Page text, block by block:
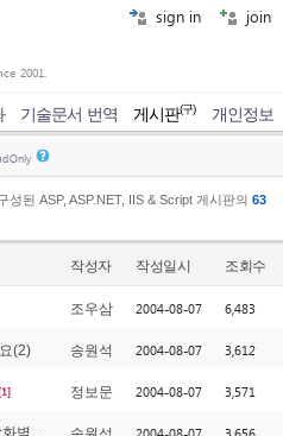
sign in join
2001.
기술문서 번역 게시판(구) 개인정보
Only
성된 ASP, ASP.NET, IIS & Script 게시판의 63
작성자 작성일시 조회수
조우삼 2004-08-07 6,483
(2) 송원석 2004-08-07 3,612
[1] 정보문 2004-08-07 3,571
을... [1]